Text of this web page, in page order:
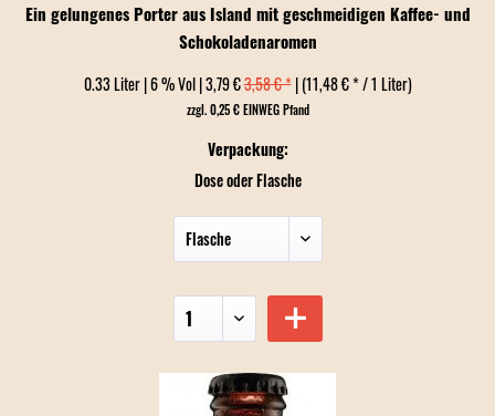
Ein gelungenes Porter aus Island mit geschmeidigen Kaffee- und
Schokoladenaromen
0.33 Liter | 6 % Vol | 3,79 €3,58 € *| (11,48 € * / 1 Liter)
zzgl. 0,25 € EINWEG Pfand
Verpackung:
Dose oder Flasche